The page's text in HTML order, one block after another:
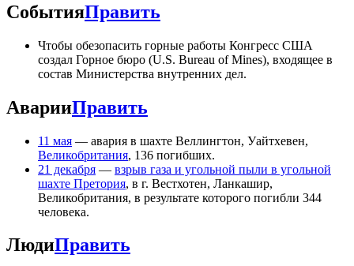
СобытияПравить
Чтобы обезопасить горные работы Конгресс США
создал Горное бюро (U.S. Bureau of Mines), входящее в
состав Министерства внутренних дел.
АварииПравить
11 мая — авария в шахте Веллингтон, Уайтхевен,
Великобритания, 136 погибших.
21 декабря — взрыв газа и угольной пыли в угольной
шахте Претория, в г. Вестхотен, Ланкашир,
Великобритания, в результате которого погибли 344
человека.
ЛюдиПравить